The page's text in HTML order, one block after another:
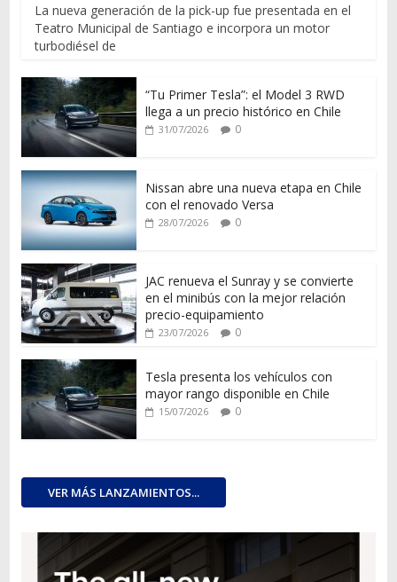
La nueva generación de la pick-up fue presentada en el
Teatro Municipal de Santiago e incorpora un motor
turbodiésel de
“Tu Primer Tesla”: el Model 3 RWD
llega a un precio histórico en Chile
31/07/2026 0
Nissan abre una nueva etapa en Chile
con el renovado Versa
28/07/2026 0
JAC renueva el Sunray y se convierte
en el minibús con la mejor relación
precio-equipamiento
23/07/2026 0
Tesla presenta los vehículos con
mayor rango disponible en Chile
15/07/2026 0
VER MÁS LANZAMIENTOS...